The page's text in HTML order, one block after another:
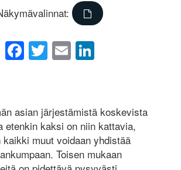
Facebook
Twitter
Email
asian järjestämistä koskevista
etenkin kaksi on niin kattavia,
muut voidaan yhdistää
Toisen mukaan